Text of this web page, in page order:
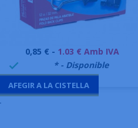
 Vista ràpida
Preu
0,85 € - 1.03 € Amb IVA
 * - Disponible
AFEGIR A LA CISTELLA
-